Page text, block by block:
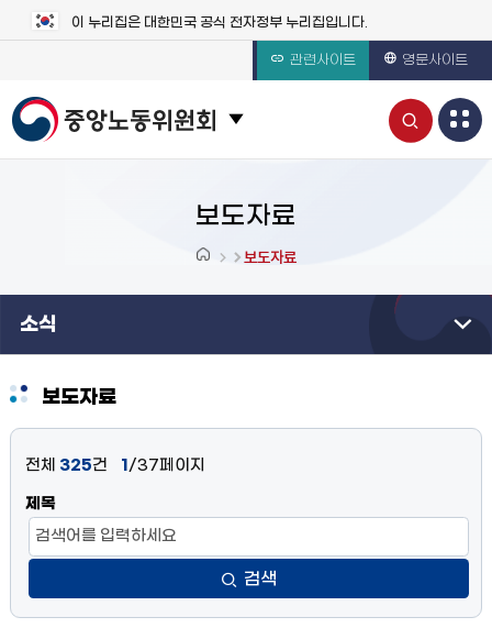
이 누리집은 대한민국 공식 전자정부 누리집입니다.
관련사이트 영문사이트
관련 사이트 목록 보기
통
합
열
보도자료
보도자료
소식
보도자료
전체 325건 1 /37페이지
제목
검색